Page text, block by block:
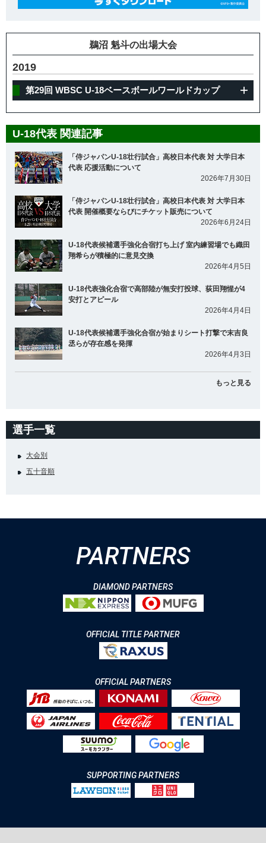
鵜沼 魁斗の出場大会
2019
第29回 WBSC U-18ベースボールワールドカップ
U-18代表 関連記事
「侍ジャパンU-18壮行試合」高校日本代表 対 大学日本
代表 応援活動について
2026年7月30日
「侍ジャパンU-18壮行試合」高校日本代表 対 大学日本
代表 開催概要ならびにチケット販売について
2026年6月24日
U-18代表候補選手強化合宿打ち上げ 室内練習場でも織田
翔希らが積極的に意見交換
2026年4月5日
U-18代表強化合宿で高部陸が無安打投球、荻田翔惺が4
安打とアピール
2026年4月4日
U-18代表候補選手強化合宿が始まりシート打撃で末吉良
丞らが存在感を発揮
2026年4月3日
もっと見る
選手一覧
大会別
五十音順
PARTNERS
DIAMOND PARTNERS
OFFICIAL TITLE PARTNER
OFFICIAL PARTNERS
SUPPORTING PARTNERS